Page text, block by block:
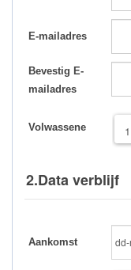
E-mailadres
Bevestig E-
mailadres
Volwassene
2.Data verblijf
Aankomst